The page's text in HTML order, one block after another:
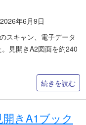
2026年6月9日
スキャン、電子データ
見開きA2図面を約240
続きを読む
きA1ブック